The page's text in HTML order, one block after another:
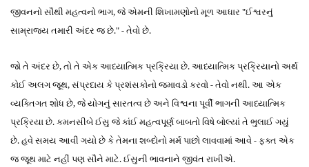
જીવનનોસૌથી મહત્વનો ભાગ, જે એમની શિખામણોનો મૂળ આધાર "ઈશ્વરનું
સામ્રાજ્ય તમારી અંદર જ છે." - તેવો છે.
જો તે અંદર છે,તો તે એક આધ્યાત્મિક પ્રક્રિયા છે. આધ્યાત્મિક પ્રક્રિયાનો અર્થ
કોઈ અલગ જૂથ, સંપ્રદાય કે પ્રશંસકોનો જમાવડો કરવો - તેવો નથી. આ એક
વ્યક્તિગત શોધ છે, જે યોગનું સારતત્વ છે અને વિશ્વના પૂર્વી ભાગની આધ્યાત્મિક
પ્રક્રિયા છે. કમનસીબે ઈસુ જે કાંઈ મહત્વપૂર્ણ બાબતો વિષે બોલ્યાં તે ભુલાઈ ગયું
છે. હવે સમય આવી ગયો છે કે તેમના શબ્દોનો મર્મ પાછો લાવવામાં આવે - ફક્ત એક
જ જૂથ માટે નહીં પણસૌને માટે. ઈસુની ભાવનાને જીવંત રાખીએ.